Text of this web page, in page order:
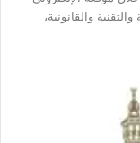
والقانونية،